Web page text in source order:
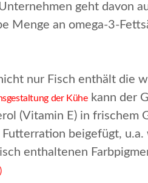
geht davon
Menge an omega-3-
nur Fisch enthält die
der Kühekann der
(Vitamin E) in
beigefügt, u.a.
enthaltenen